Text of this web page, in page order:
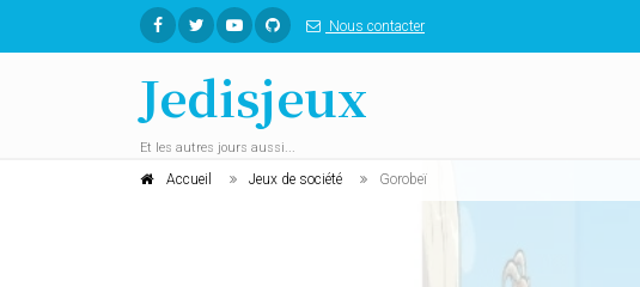
Nous contacter
Jedisjeux
Et les autres jours aussi...
Accueil Jeux de société Gorobeï